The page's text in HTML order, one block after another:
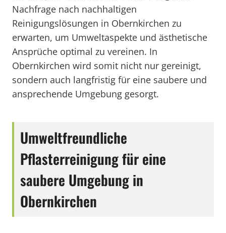
Nachfrage nach nachhaltigen
Reinigungslösungen in Obernkirchen zu
erwarten, um Umweltaspekte und ästhetische
Ansprüche optimal zu vereinen. In
Obernkirchen wird somit nicht nur gereinigt,
sondern auch langfristig für eine saubere und
ansprechende Umgebung gesorgt.
Umweltfreundliche
Pflasterreinigung für eine
saubere Umgebung in
Obernkirchen